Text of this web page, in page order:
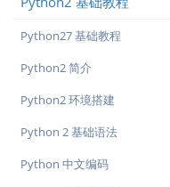
Python27 基础教程
Python2 简介
Python2 环境搭建
Python 2 基础语法
Python 中文编码